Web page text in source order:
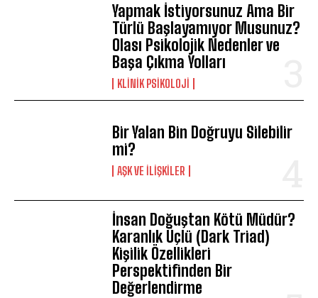
Yapmak İstiyorsunuz Ama Bir
Türlü Başlayamıyor Musunuz?
Olası Psikolojik Nedenler ve
Başa Çıkma Yolları
KLINIK PSIKOLOJI
Bir Yalan Bin Doğruyu Silebilir
mi?
AŞK VE İLIŞKILER
İnsan Doğuştan Kötü Müdür?
Karanlık Üçlü (Dark Triad)
Kişilik Özellikleri
Perspektifinden Bir
Değerlendirme